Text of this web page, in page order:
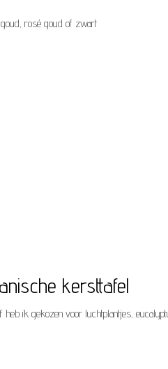
rosé goud of zwart
kersttafel
ik gekozen voor luchtplantjes,